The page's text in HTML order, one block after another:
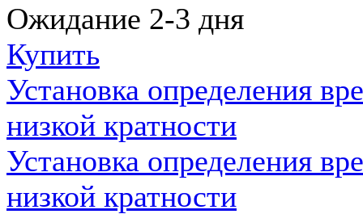
Ожидание 2-3 дня
Купить
Установка определения
низкой кратности
Установка определения
низкой кратности